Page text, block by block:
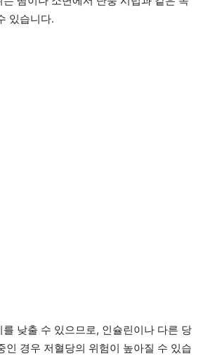
있습니다.
낮출 수 있으므로, 인슐린이나 다른 당
인 경우 저혈당의 위험이 높아질 수 있습